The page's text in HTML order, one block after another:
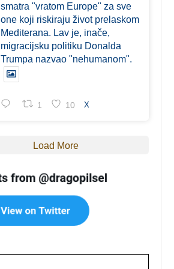
smatra "vratom Europe" za sve
one koji riskiraju život prelaskom
Mediterana. Lav je, inače,
migracijsku politiku Donalda
Trumpa nazvao "nehumanom".
1 10 X
Load More